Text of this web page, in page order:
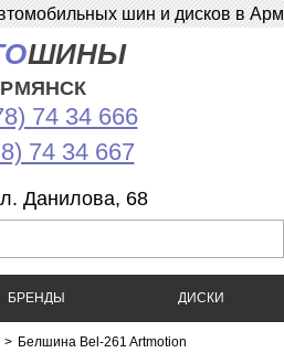
шин и дисков в
ШИНЫ
74 34 666
74 34 667
Данилова, 68
БРЕНДЫ ДИСКИ
> Белшина Bel-261 Artmotion